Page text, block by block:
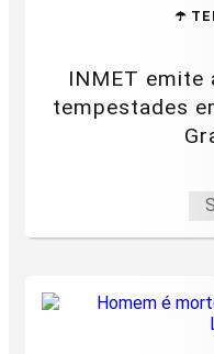
☂️
INMET emite
tempestades